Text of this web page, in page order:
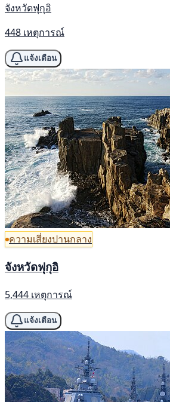
จังหวัดฟุกุอิ
448 เหตุการณ์
แจ้งเตือน
ความเสี่ยงปานกลาง
จังหวัดฟุกุอิ
5,444 เหตุการณ์
แจ้งเตือน